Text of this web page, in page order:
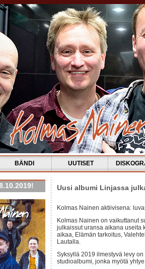
BÄNDI UUTISET
Uusi albumi Linjassa
Kolmas Nainen aktiivisena:
Kolmas Nainen on vaikuttanut
julkaissut uransa aikana useita
aikaa, Elämän tarkoitus,
Lautalla.
Syksyllä 2019 ilmestyvä levy
studioalbumi, jonka myötä